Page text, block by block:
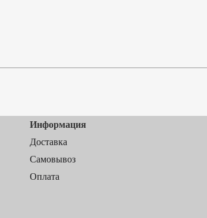
Информация
Доставка
Самовывоз
Оплата